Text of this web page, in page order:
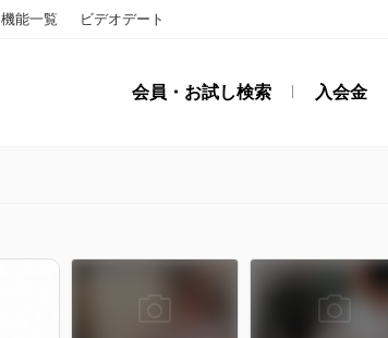
機能一覧 ビデオデート
会員・お試し検索 入会金